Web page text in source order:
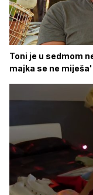
Toni je u sedmom
majka se ne miješa'